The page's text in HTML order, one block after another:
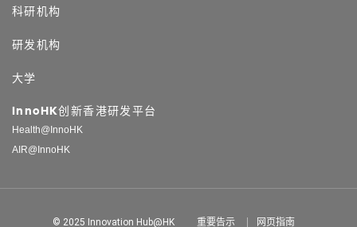
科研机构
研发机构
大学
InnoHK创新香港研发平台
Health@InnoHK
AIR@InnoHK
© 2025 Innovation Hub@HK 重要告示 网页指南